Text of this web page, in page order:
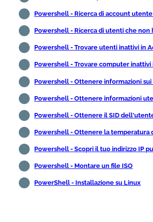
Powershell - Ricerca di account
Powershell - Ricerca di utenti che non
Powershell - Trovare utenti inattivi in
Powershell - Trovare computer
Powershell - Ottenere informazioni
Powershell - Ottenere informazioni
Powershell - Ottenere il SID
Powershell - Ottenere la temperatura
Powershell - Scopri il tuo indirizzo IP
Powershell - Montare un file ISO
PowerShell - Installazione su Linux